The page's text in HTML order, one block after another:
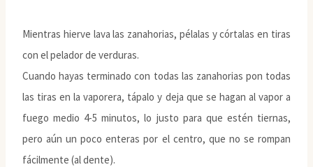
Mientras hierve lava las zanahorias, pélalas y córtalas en tiras
con el pelador de verduras.
Cuando hayas terminado con todas las zanahorias pon todas
las tiras en la vaporera, tápalo y deja que se hagan al vapor a
fuego medio 4-5 minutos, lo justo para que estén tiernas,
pero aún un poco enteras por el centro, que no se rompan
fácilmente (al dente).